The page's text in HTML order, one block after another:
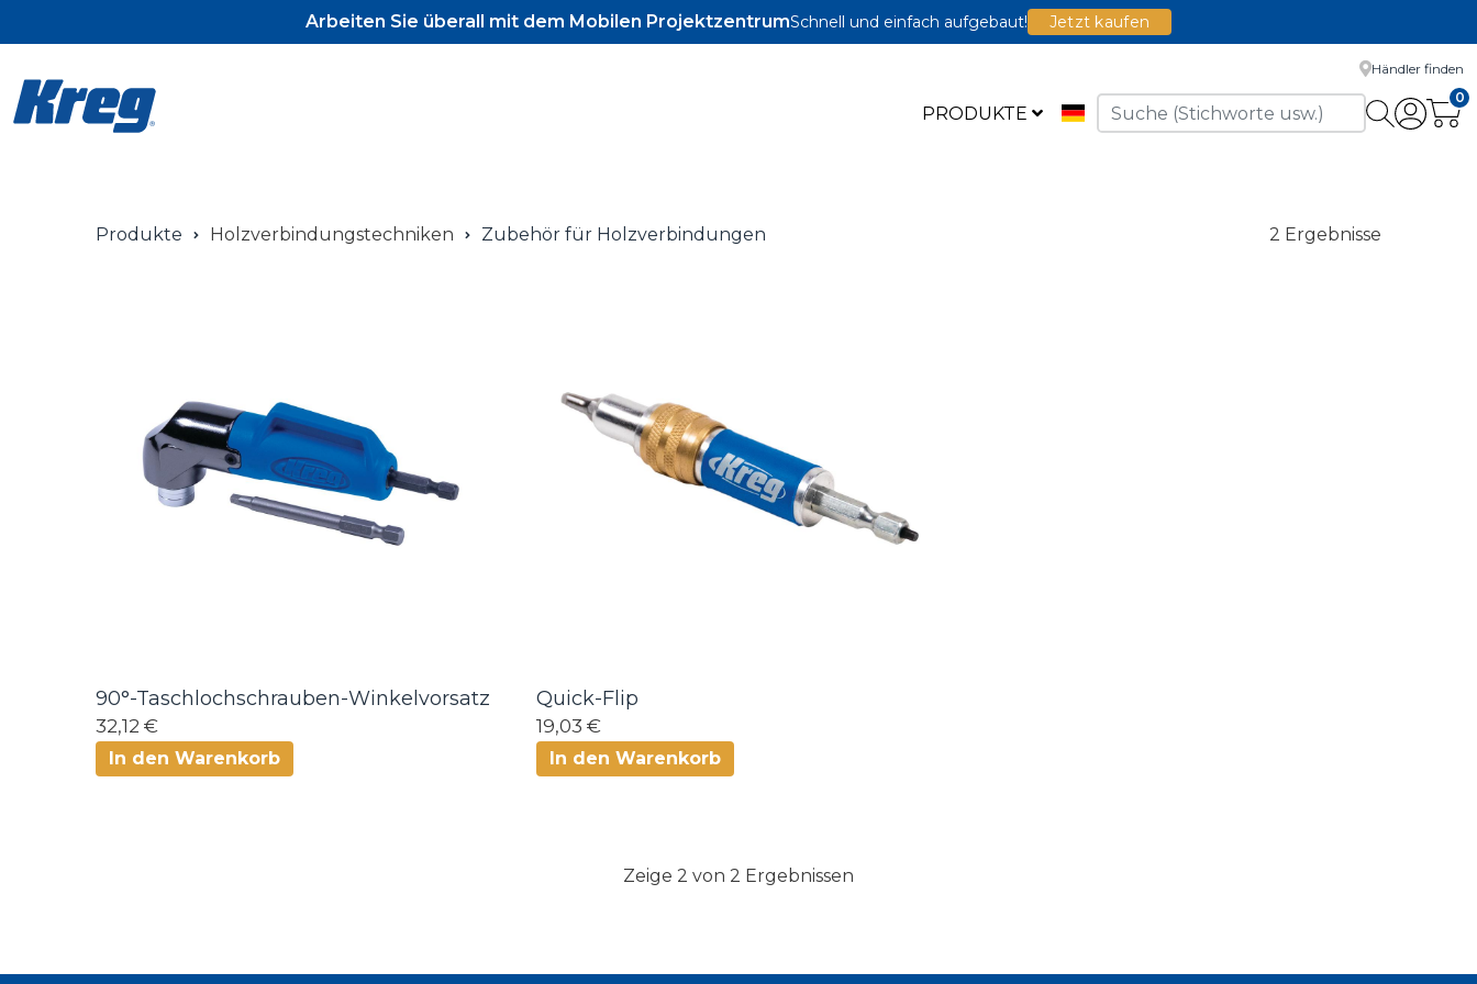
Arbeiten Sie überall mit dem Mobilen ProjektzentrumSchnell und einfach aufgebaut! Jetzt kaufen
PRODUKTE
Pocket-Hole Jig
Händler finden
0
Produkte Holzverbindungstechniken Zubehör für Holzverbindungen 2 Ergebnisse
90°-Taschlochschrauben-Winkelvorsatz
32,12 €
In den Warenkorb
Quick-Flip
19,03 €
In den Warenkorb
Zeige 2 von 2 Ergebnissen